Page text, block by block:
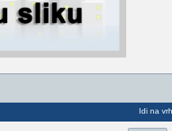
Idi na vrh